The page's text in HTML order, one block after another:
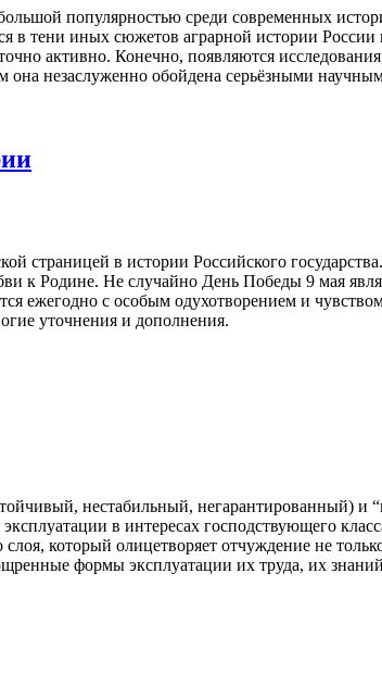
популярностью среди современных
в тени иных сюжетов аграрной истории
активно. Конечно, появляются
она незаслуженно обойдена серьёзными
страницей в истории Российского
к Родине. Не случайно День Победы 9 мая
ежегодно с особым одухотворением и
уточнения и дополнения.
нестабильный, негарантированный) и
в интересах господствующего
который олицетворяет отчуждение не только
формы эксплуатации их труда, их